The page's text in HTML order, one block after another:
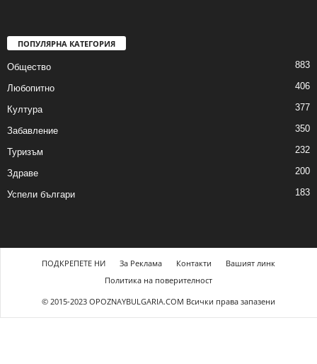
ПОПУЛЯРНА КАТЕГОРИЯ
Общество 883
Любопитно 406
Култура 377
Забавление 350
Туризъм 232
Здраве 200
Успели българи 183
ПОДКРЕПЕТЕ НИ За Реклама Контакти
Вашият линк
Политика на поверителност
© 2015-2023 OPOZNAYBULGARIA.COM Всички права запазени